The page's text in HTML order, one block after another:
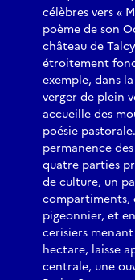
célèbres vers «
poème de son
château de
étroitement
exemple, dans
verger de plein
accueille des
poésie
permanence
quatre parties
de culture, un
compartiments,
pigeonnier, et
cerisiers
hectare, laisse
centrale, une